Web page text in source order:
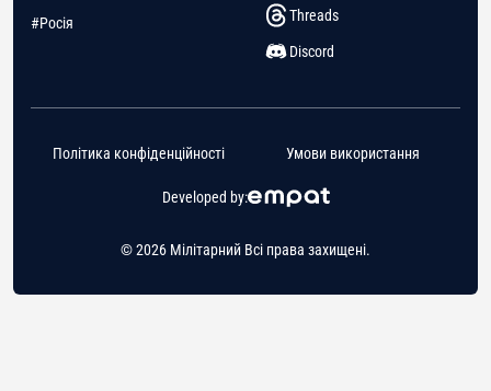
#Росія
Threads
Discord
© 2026 Мілітарний Всі права захищені.
Developed by:
Політика конфіденційності Умови використання